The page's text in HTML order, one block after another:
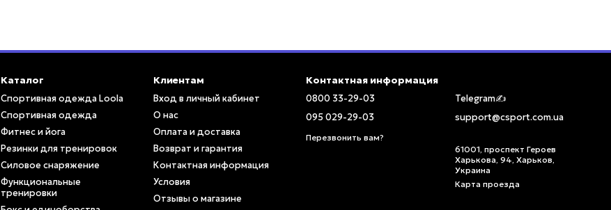
Каталог
Спортивная одежда Loola
Спортивная одежда
Фитнес и йога
Резинки для тренировок
Силовое снаряжение
Функциональные
тренировки
Клиентам
Вход в личный кабинет
О нас
Оплата и доставка
Возврат и гарантия
Контактная информация
Условия
Отзывы о магазине
Контактная информация
0800 33-29-03
095 029-29-03
Перезвонить вам?
Telegram✍️
support@csport.com.ua
61001, проспект Героев
Харькова, 94, Харьков,
Украина
Карта проезда